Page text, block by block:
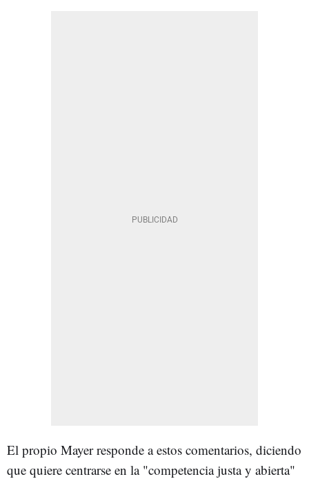
El propio Mayer responde a estos comentarios, diciendo
que quiere centrarse en la "competencia justa y abierta"